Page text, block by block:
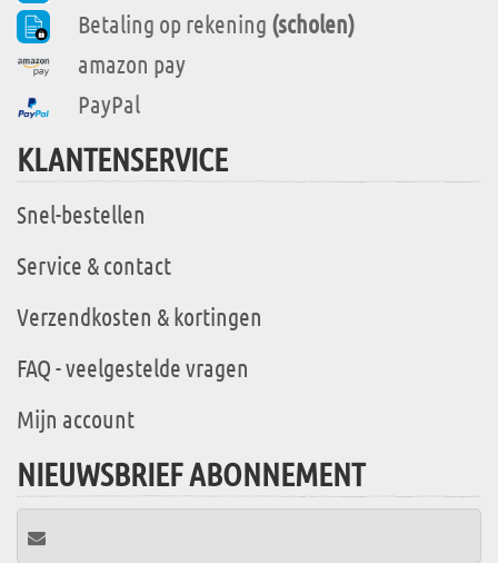
Betaling op rekening (scholen)
amazon pay
PayPal
KLANTENSERVICE
Snel-bestellen
Service & contact
Verzendkosten & kortingen
FAQ - veelgestelde vragen
Mijn account
NIEUWSBRIEF ABONNEMENT